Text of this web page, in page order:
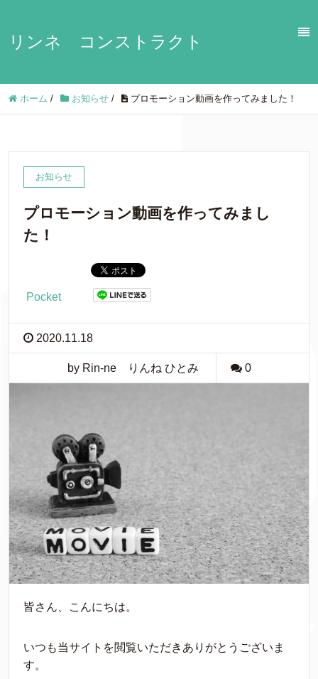
リンネ コンストラクト
ホーム / お知らせ / プロモーション動画を作ってみました！
お知らせ
プロモーション動画を作ってみまし
た！
Pocket
2020.11.18
by Rin-ne りんね ひとみ 0
皆さん、こんにちは。
いつも当サイトを閲覧いただきありがとうございま
す。